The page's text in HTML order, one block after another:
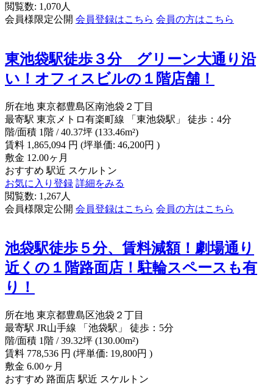
閲覧数: 1,070人
会員様限定公開 会員登録はこちら 会員の方はこちら
東池袋駅徒歩３分 グリーン大通り沿
い！オフィスビルの１階店舗！
所在地 東京都豊島区南池袋２丁目
最寄駅 東京メトロ有楽町線 「東池袋駅」 徒歩：4分
階/面積 1階 / 40.37坪 (133.46m²)
賃料 1,865,094 円 (坪単価: 46,200円 )
敷金 12.00ヶ月
おすすめ 駅近 スケルトン
お気に入り登録 詳細をみる
閲覧数: 1,267人
会員様限定公開 会員登録はこちら 会員の方はこちら
池袋駅徒歩５分、賃料減額！劇場通り
近くの１階路面店！駐輪スペースも有
り！
所在地 東京都豊島区池袋２丁目
最寄駅 JR山手線 「池袋駅」 徒歩：5分
階/面積 1階 / 39.32坪 (130.00m²)
賃料 778,536 円 (坪単価: 19,800円 )
敷金 6.00ヶ月
おすすめ 路面店 駅近 スケルトン